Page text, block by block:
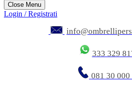
Close Menu
Login / Registrati
333 329
081 30 000